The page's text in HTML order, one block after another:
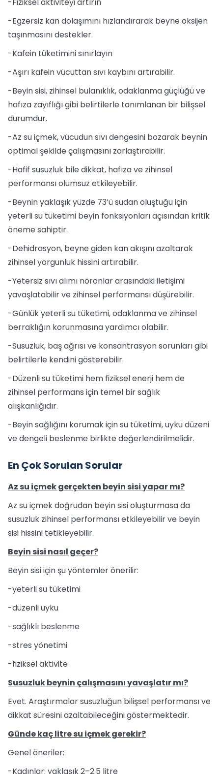
-Egzersiz kan dolaşımını hızlandırarak beyne oksijen
taşınmasını destekler.
-Kafein tüketimini sınırlayın
-Aşırı kafein vücuttan sıvı kaybını artırabilir.
-Beyin sisi, zihinsel bulanıklık, odaklanma güçlüğü ve
hafıza zayıflığı gibi belirtilerle tanımlanan bir bilişsel
durumdur.
-Az su içmek, vücudun sıvı dengesini bozarak beynin
optimal şekilde çalışmasını zorlaştırabilir.
-Hafif susuzluk bile dikkat, hafıza ve zihinsel
performansı olumsuz etkileyebilir.
-Beynin yaklaşık yüzde 73’ü sudan oluştuğu için
yeterli su tüketimi beyin fonksiyonları açısından kritik
öneme sahiptir.
-Dehidrasyon, beyne giden kan akışını azaltarak
zihinsel yorgunluk hissini artırabilir.
-Yetersiz sıvı alımı nöronlar arasındaki iletişimi
yavaşlatabilir ve zihinsel performansı düşürebilir.
-Günlük yeterli su tüketimi, odaklanma ve zihinsel
berraklığın korunmasına yardımcı olabilir.
-Susuzluk, baş ağrısı ve konsantrasyon sorunları gibi
belirtilerle kendini gösterebilir.
-Düzenli su tüketimi hem fiziksel enerji hem de
zihinsel performans için temel bir sağlık
alışkanlığıdır.
-Beyin sağlığını korumak için su tüketimi, uyku düzeni
ve dengeli beslenme birlikte değerlendirilmelidir.
En Çok Sorulan Sorular
Az su içmek gerçekten beyin sisi yapar mı?
Az su içmek doğrudan beyin sisi oluşturmasa da
susuzluk zihinsel performansı etkileyebilir ve beyin
sisi hissini tetikleyebilir.
Beyin sisi nasıl geçer?
Beyin sisi için şu yöntemler önerilir:
-yeterli su tüketimi
-düzenli uyku
-sağlıklı beslenme
-stres yönetimi
-fiziksel aktivite
Susuzluk beynin çalışmasını yavaşlatır mı?
Evet. Araştırmalar susuzluğun bilişsel performansı ve
dikkat süresini azaltabileceğini göstermektedir.
Günde kaç litre su içmek gerekir?
Genel öneriler:
-Kadınlar: yaklaşık 2–2.5 litre